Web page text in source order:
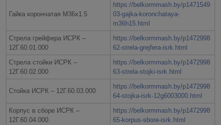
Гайка корончатая М36х1.5
https://belkormmash.by/p1471549
03-gajka-koronchataya-
m36h15.html
Стрела грейфера ИСРК –
12Г.60.01.000
https://belkormmash.by/p1472998
62-strela-grejfera-isrk.html
Стрела стойки ИСРК –
12Г.60.02.000
https://belkormmash.by/p1472998
63-strela-stojki-isrk.html
Стойка ИСРК – 12Г.60.03.000
https://belkormmash.by/p1472998
64-stojka-isrk-12g6003000.html
Корпус в сборе ИСРК –
12Г.60.04.000
https://belkormmash.by/p1472998
65-korpus-sbore-isrk.html